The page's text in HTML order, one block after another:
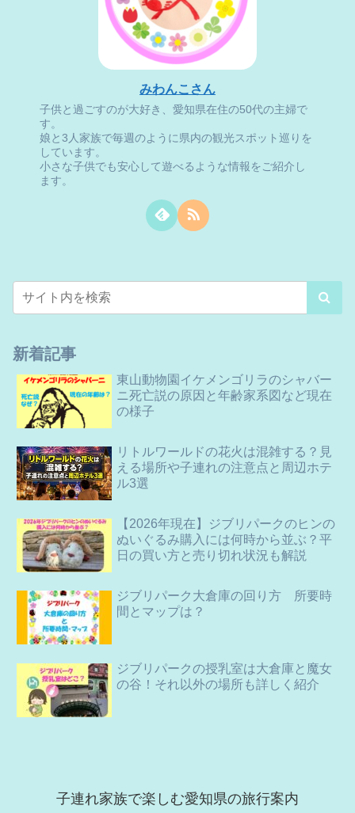
みわんこさん
子供と過ごすのが大好き、愛知県在住の50代の主婦で
す。
娘と3人家族で毎週のように県内の観光スポット巡りを
しています。
小さな子供でも安心して遊べるような情報をご紹介し
ます。
新着記事
東山動物園イケメンゴリラのシャバー
ニ死亡説の原因と年齢家系図など現在
の様子
リトルワールドの花火は混雑する？見
える場所や子連れの注意点と周辺ホテ
ル3選
【2026年現在】ジブリパークのヒンの
ぬいぐるみ購入には何時から並ぶ？平
日の買い方と売り切れ状況も解説
ジブリパーク大倉庫の回り方 所要時
間とマップは？
ジブリパークの授乳室は大倉庫と魔女
の谷！それ以外の場所も詳しく紹介
子連れ家族で楽しむ愛知県の旅行案内